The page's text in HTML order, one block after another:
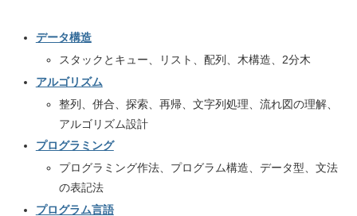
データ構造
スタックとキュー、リスト、配列、木構造、2分木
アルゴリズム
整列、併合、探索、再帰、文字列処理、流れ図の理解、
アルゴリズム設計
プログラミング
プログラミング作法、プログラム構造、データ型、文法
の表記法
プログラム言語